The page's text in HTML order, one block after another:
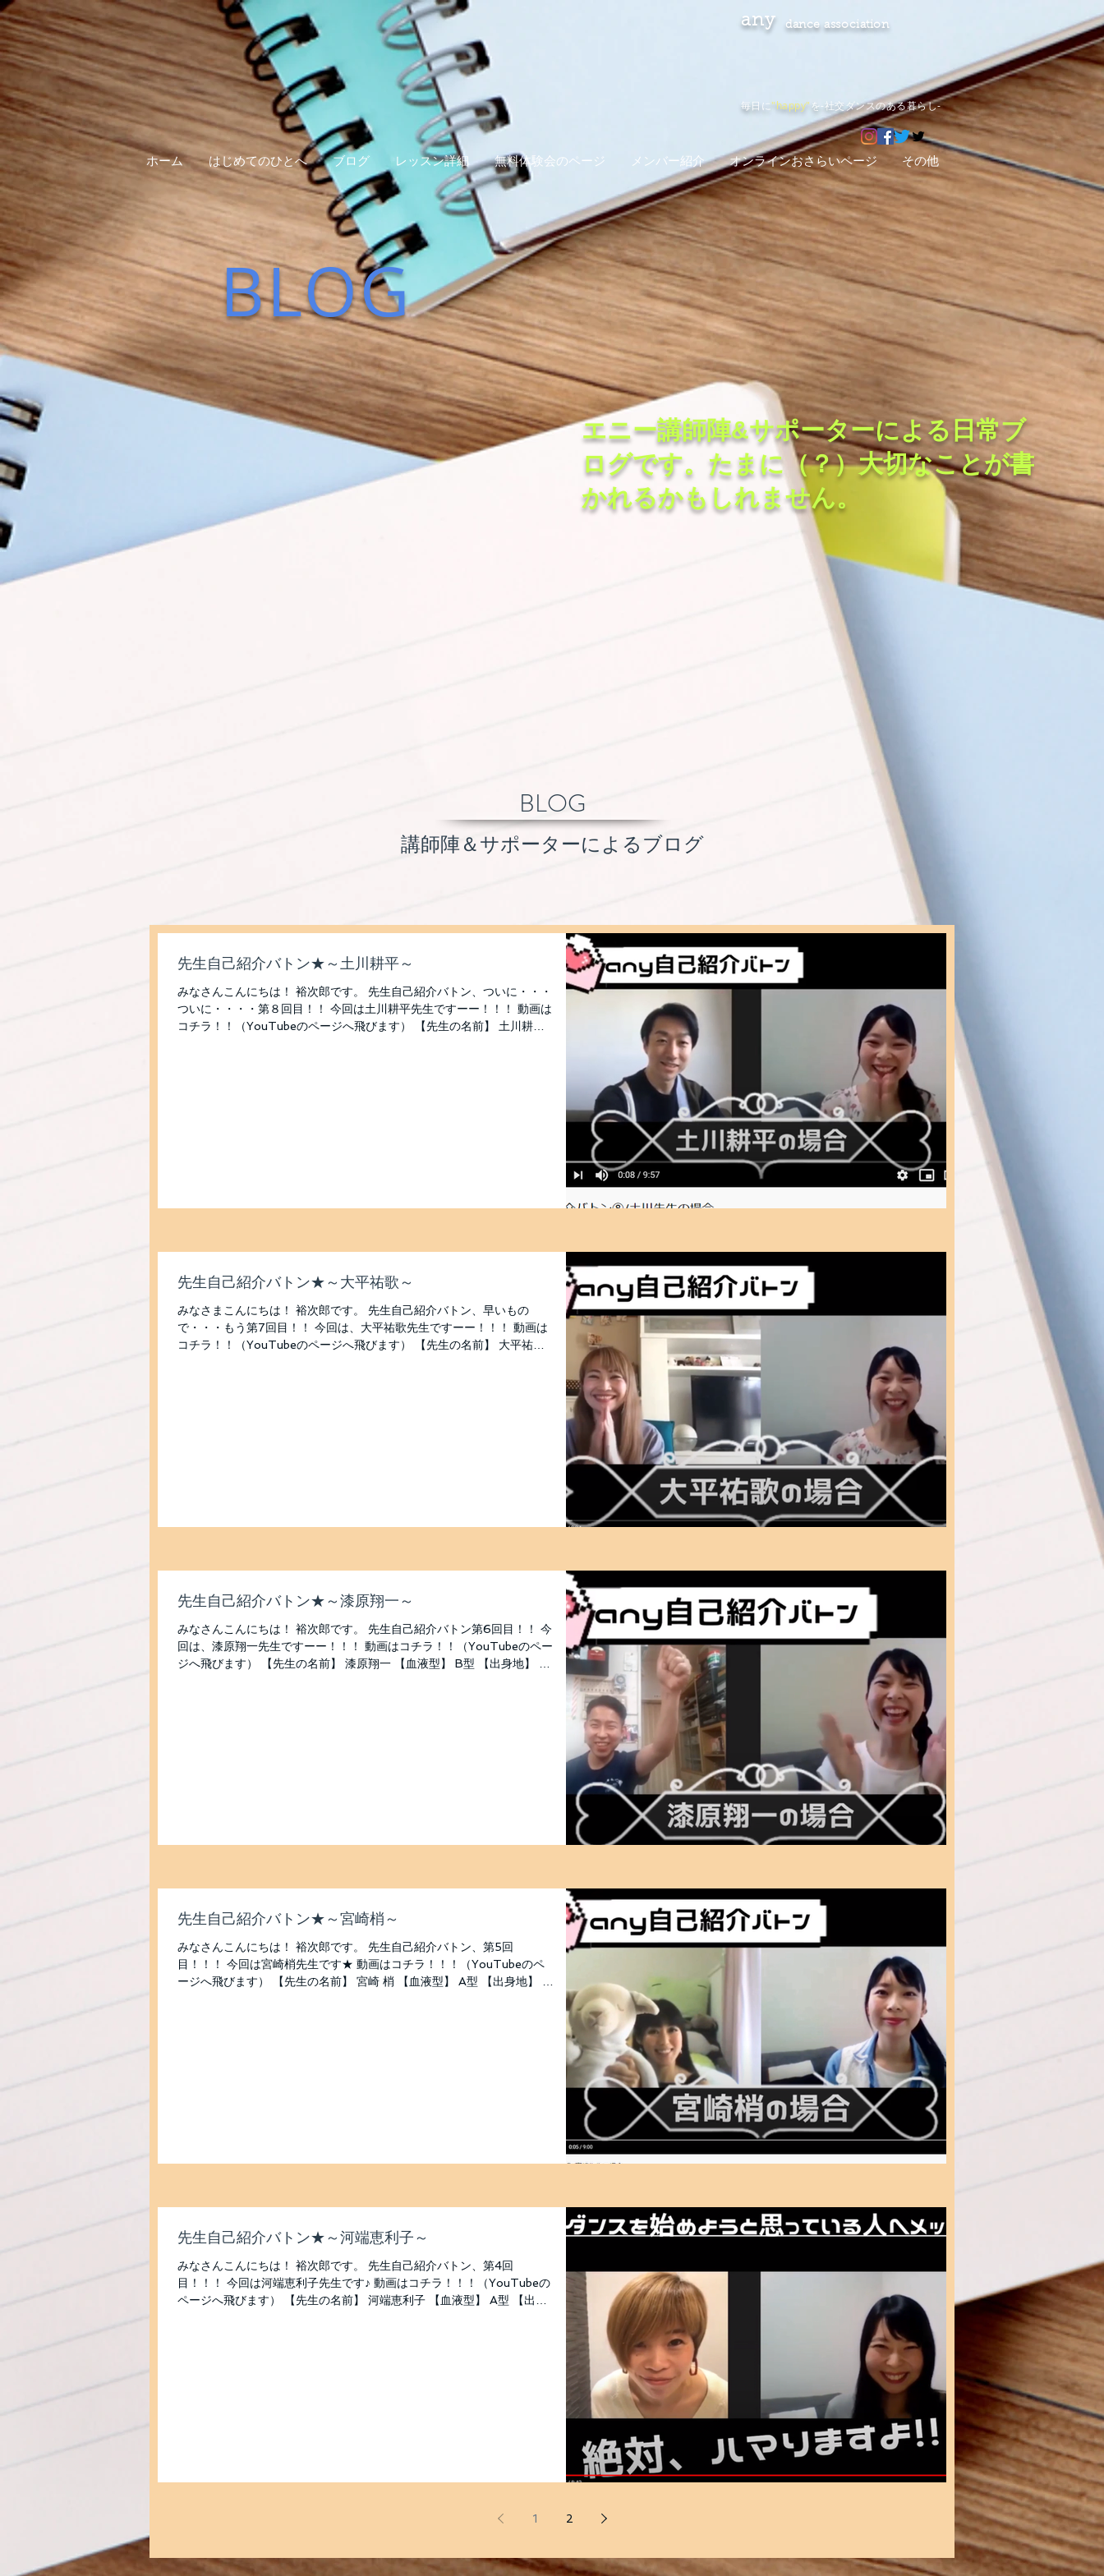
any dance association
毎日に"happy" を-社交ダンスのある暮らし-
ホーム はじめてのひとへ ブログ レッスン詳細 無料体験会のページ メンバー紹介 オンラインおさらいページ その他
BLOG
エニー講師陣&サポーターによる日常ブ
ログです。たまに（？）大切なことが書
かれるかもしれません。
先生自己紹介バトン★～土川耕平～
みなさんこんにちは！ 裕次郎です。 先生自己紹介バトン、ついに・・・
ついに・・・・第８回目！！ 今回は土川耕平先生ですーー！！！ 動画は
コチラ！！（YouTubeのページへ飛びます） 【先生の名前】 土川耕平
先生自己紹介バトン★～大平祐歌～
みなさまこんにちは！ 裕次郎です。 先生自己紹介バトン、早いもの
で・・・もう第7回目！！ 今回は、大平祐歌先生ですーー！！！ 動画は
コチラ！！（YouTubeのページへ飛びます） 【先生の名前】 大平祐歌
先生自己紹介バトン★～漆原翔一～
みなさんこんにちは！ 裕次郎です。 先生自己紹介バトン第6回目！！ 今
回は、漆原翔一先生ですーー！！！ 動画はコチラ！！（YouTubeのペー
ジへ飛びます） 【先生の名前】 漆原翔一 【血液型】 B型 【出身地】 大
先生自己紹介バトン★～宮崎梢～
みなさんこんにちは！ 裕次郎です。 先生自己紹介バトン、第5回
目！！！ 今回は宮崎梢先生です★ 動画はコチラ！！！（YouTubeのペ
ージへ飛びます） 【先生の名前】 宮崎 梢 【血液型】 A型 【出身地】 和
先生自己紹介バトン★～河端恵利子～
みなさんこんにちは！ 裕次郎です。 先生自己紹介バトン、第4回
目！！！ 今回は河端恵利子先生です♪ 動画はコチラ！！！（YouTubeの
ページへ飛びます） 【先生の名前】 河端恵利子 【血液型】 A型 【出身
1 2
BLOG
講師陣＆サポーターによるブログ